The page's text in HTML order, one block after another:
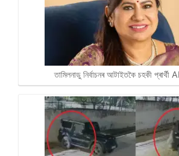
তামিলনাডু নিৰ্বাচনৰ আটাইতকৈ চহকী